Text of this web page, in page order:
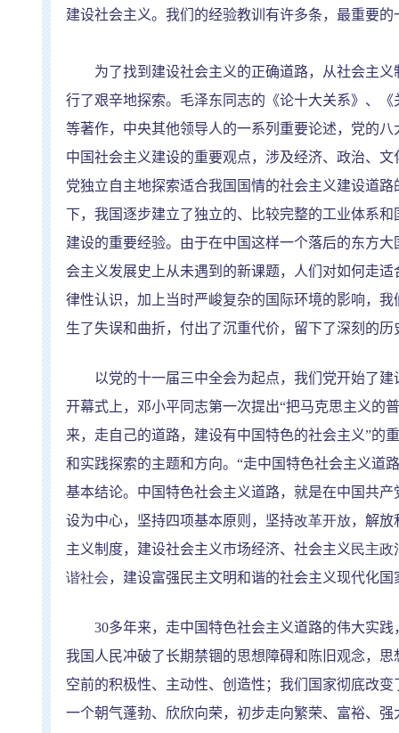
建设社会主义。我们的经验教训有许多条，最重要
为了找到建设社会主义的正确道路，从社会主义
行了艰辛地探索。毛泽东同志的《论十大关系》、
等著作，中央其他领导人的一系列重要论述，党的
中国社会主义建设的重要观点，涉及经济、政治、
党独立自主地探索适合我国国情的社会主义建设道
下，我国逐步建立了独立的、比较完整的工业体系
建设的重要经验。由于在中国这样一个落后的东方
会主义发展史上从未遇到的新课题，人们对如何走
律性认识，加上当时严峻复杂的国际环境的影响，
生了失误和曲折，付出了沉重代价，留下了深刻的历
以党的十一届三中全会为起点，我们党开始了建
开幕式上，邓小平同志第一次提出“把马克思主义的
来，走自己的道路，建设有中国特色的社会主义”的
和实践探索的主题和方向。 “走中国特色社会主义道路
基本结论。中国特色社会主义道路，就是在中国共
设为中心，坚持四项基本原则，坚持改革开放，解放
主义制度，建设社会主义市场经济、社会主义 民主政
谐社会，建设富强民主文明和谐的社会主义现代化国
30多年来，走中国特色社会主义道路的伟大实
我国人民冲破了长期禁锢的思想障碍和陈旧观念，
空前的积极性、主动性、创造性；我们国家彻底改
一个朝气蓬勃、欣欣向荣，初步走向繁荣、富裕、